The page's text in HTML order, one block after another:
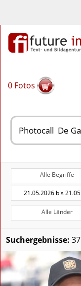
0 Fotos
Alle Begriffe
Alle Länder
Suchergebnisse: 37